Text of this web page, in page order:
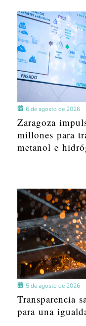
6 de agosto de 2026
Zaragoza
millones para
metanol e
5 de agosto de 2026
Transparencia
para una